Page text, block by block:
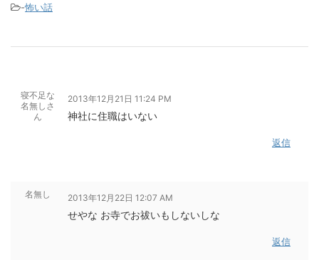
-怖い話
寝不足な
名無しさ
ん
2013年12月21日 11:24 PM
神社に住職はいない
返信
名無し 2013年12月22日 12:07 AM
せやな お寺でお祓いもしないしな
返信